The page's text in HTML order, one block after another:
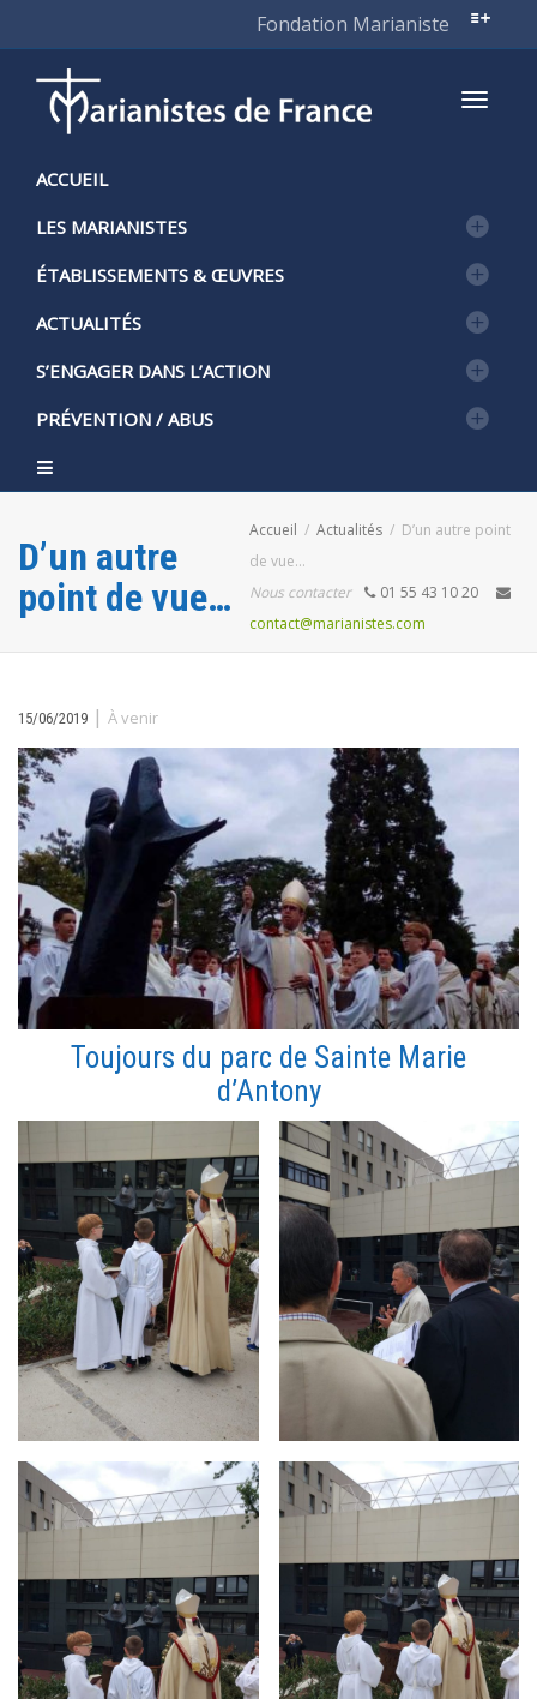
Fondation Marianiste
ACCUEIL
LES MARIANISTES
ÉTABLISSEMENTS & ŒUVRES
ACTUALITÉS
S’ENGAGER DANS L’ACTION
PRÉVENTION / ABUS
D’un autre
point de vue…
Accueil Actualités
D’un autre point
de vue…
Nous contacter
01 55 43 10 20
contact@marianistes.com
15/06/2019 | À venir
Toujours du parc de Sainte Marie
d’Antony